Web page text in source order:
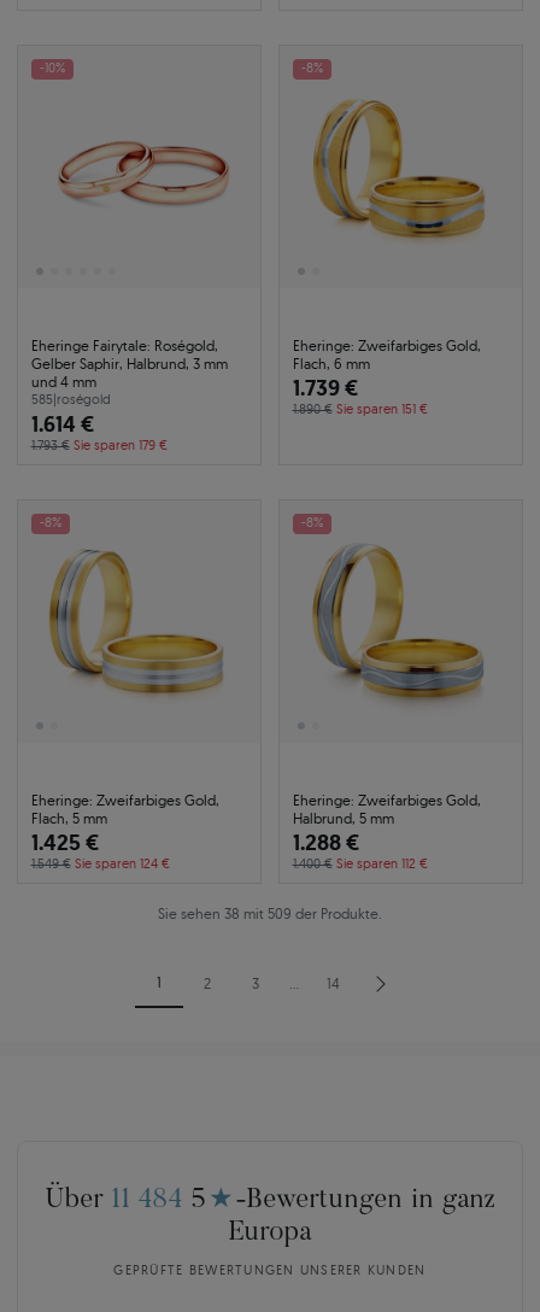
-10%
Eheringe Fairytale: Roségold,
Gelber Saphir, Halbrund, 3 mm
und 4 mm
585|roségold
1.614 €
1.793 € Sie sparen 179 €
-8%
Eheringe: Zweifarbiges Gold,
Flach, 6 mm
1.739 €
1.890 € Sie sparen 151 €
-8%
Eheringe: Zweifarbiges Gold,
Flach, 5 mm
1.425 €
1.549 € Sie sparen 124 €
-8%
Eheringe: Zweifarbiges Gold,
Halbrund, 5 mm
1.288 €
1.400 € Sie sparen 112 €
Sie sehen 38 mit 509 der Produkte.
1 2 3 … 14
Über 11 484 5 ★ -Bewertungen in ganz
Europa
GEPRÜFTE BEWERTUNGEN UNSERER KUNDEN